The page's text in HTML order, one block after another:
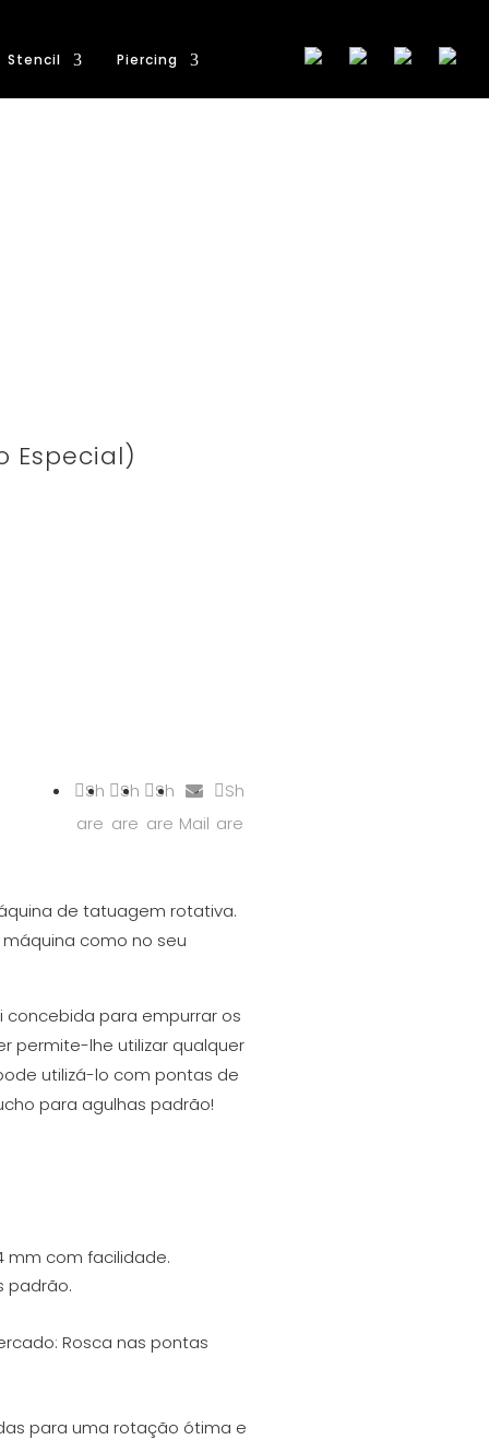
Stencil Piercing
Especial)
Sh
are
Sh
are
Sh
are Mail
Sh
are
de tatuagem rotativa.
como no seu
concebida para empurrar os
permite-lhe utilizar qualquer
utilizá-lo com pontas de
para agulhas padrão!
mm com facilidade.
padrão.
Rosca nas pontas
para uma rotação ótima e